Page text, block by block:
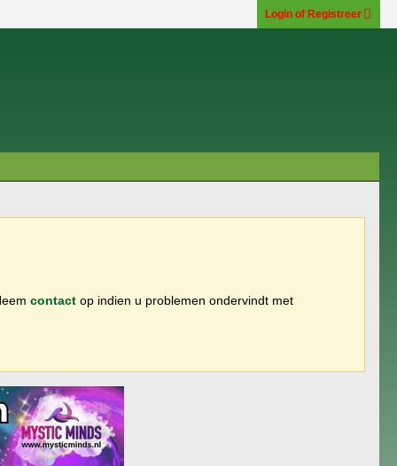
Login of Registreer
contact op indien u problemen ondervindt met